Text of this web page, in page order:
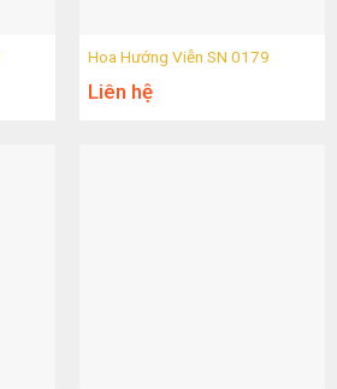
Hoa Hướng Viễn SN 0179
Liên hệ